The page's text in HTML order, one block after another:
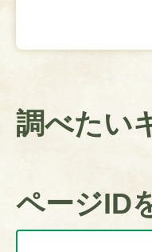
調べたい
ページID